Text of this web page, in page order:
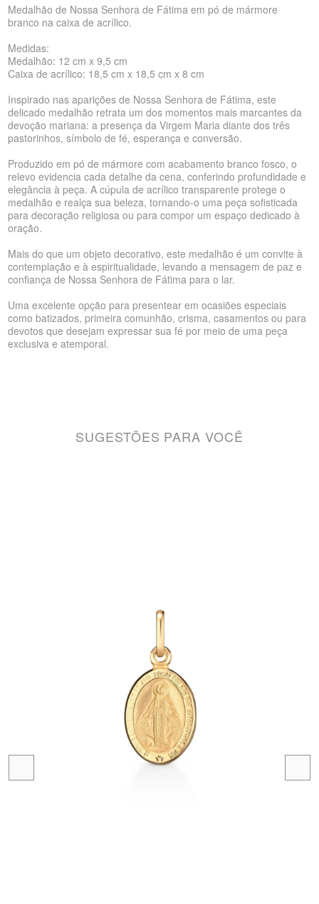
Medalhão de Nossa Senhora de Fátima em pó de mármore
branco na caixa de acrílico.
Medidas:
Medalhão: 12 cm x 9,5 cm
Caixa de acrílico: 18,5 cm x 18,5 cm x 8 cm
Inspirado nas aparições de Nossa Senhora de Fátima, este
delicado medalhão retrata um dos momentos mais marcantes da
devoção mariana: a presença da Virgem Maria diante dos três
pastorinhos, símbolo de fé, esperança e conversão.
Produzido em pó de mármore com acabamento branco fosco, o
relevo evidencia cada detalhe da cena, conferindo profundidade e
elegância à peça. A cúpula de acrílico transparente protege o
medalhão e realça sua beleza, tornando-o uma peça sofisticada
para decoração religiosa ou para compor um espaço dedicado à
oração.
Mais do que um objeto decorativo, este medalhão é um convite à
contemplação e à espiritualidade, levando a mensagem de paz e
confiança de Nossa Senhora de Fátima para o lar.
Uma excelente opção para presentear em ocasiões especiais
como batizados, primeira comunhão, crisma, casamentos ou para
devotos que desejam expressar sua fé por meio de uma peça
exclusiva e atemporal.
SUGESTÕES PARA VOCÊ